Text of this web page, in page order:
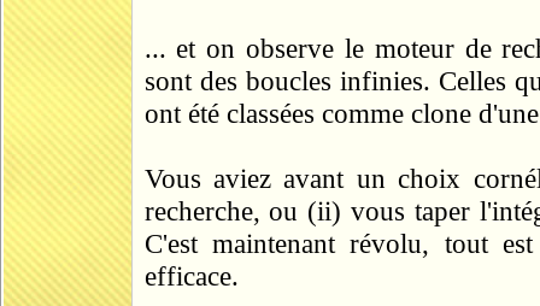
... et on observe le moteur de
sont des boucles infinies. Celles
ont été classées comme clone
Vous aviez avant un choix
recherche, ou (ii) vous taper
C'est maintenant révolu, tout
efficace.